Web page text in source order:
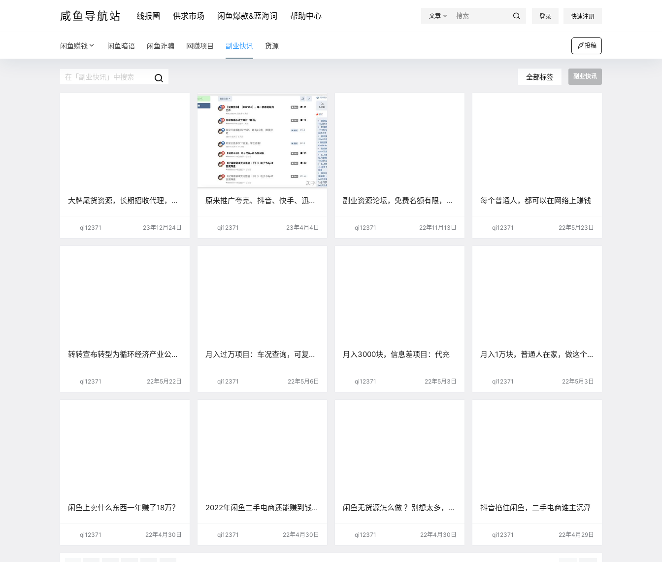
咸鱼导航站 线报圈 供求市场 闲鱼爆款&蓝海词 帮助中心 文章 登录 快速注册
闲鱼赚钱 闲鱼暗语 闲鱼诈骗 网赚项目 副业快讯 货源 投稿
全部标签 副业快讯
大牌尾货资源，长期招收代理，提
qi12371 23年12月24日
原来推广夸克、抖音、快手、迅雷
qi12371 23年4月4日
副业资源论坛，免费名额有限，全
qi12371 22年11月13日
每个普通人，都可以在网络上赚钱
qi12371 22年5月23日
转转宣布转型为循环经济产业公
qi12371 22年5月22日
月入过万项目：车况查询，可复制
qi12371 22年5月6日
月入3000块，信息差项目：代充
qi12371 22年5月3日
月入1万块，普通人在家，做这个
qi12371 22年5月3日
闲鱼上卖什么东西一年赚了18万？
qi12371 22年4月30日
2022年闲鱼二手电商还能赚到钱
qi12371 22年4月30日
闲鱼无货源怎么做 ？别想太多，快
qi12371 22年4月30日
抖音掐住闲鱼，二手电商谁主沉浮
qi12371 22年4月29日